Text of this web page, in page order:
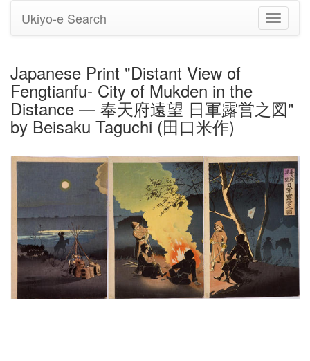
Toggle
Ukiyo-e Search
Japanese Print "Distant View of
Fengtianfu- City of Mukden in the
Distance — 奉天府遠望 日軍露営之図"
by Beisaku Taguchi (田口米作)